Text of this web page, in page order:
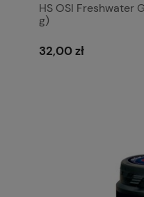
HS OSI Freshwater
g)
32,00 zł